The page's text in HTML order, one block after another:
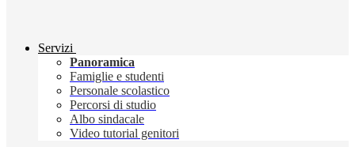
Servizi
Panoramica
Famiglie e studenti
Personale scolastico
Percorsi di studio
Albo sindacale
Video tutorial genitori